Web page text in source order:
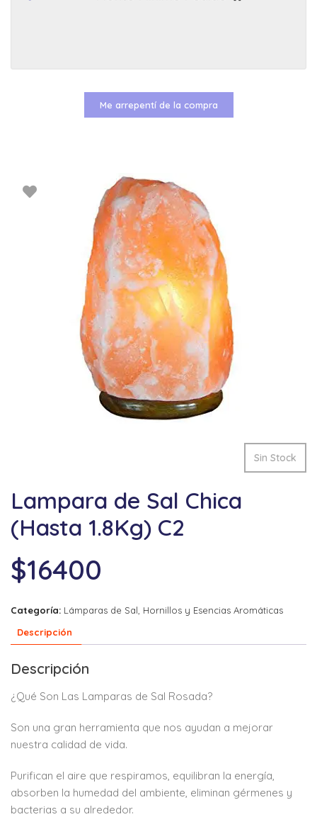
Sin Stock
Lampara de Sal Chica
(Hasta 1.8Kg) C2
$16400
Categoría: Lámparas de Sal, Hornillos y Esencias Aromáticas
Descripción
Descripción
¿Qué Son Las Lamparas de Sal Rosada?
Son una gran herramienta que nos ayudan a mejorar
nuestra calidad de vida.
Purifican el aire que respiramos, equilibran la energía,
absorben la humedad del ambiente, eliminan gérmenes y
bacterias a su alrededor.
Me arrepentí de la compra